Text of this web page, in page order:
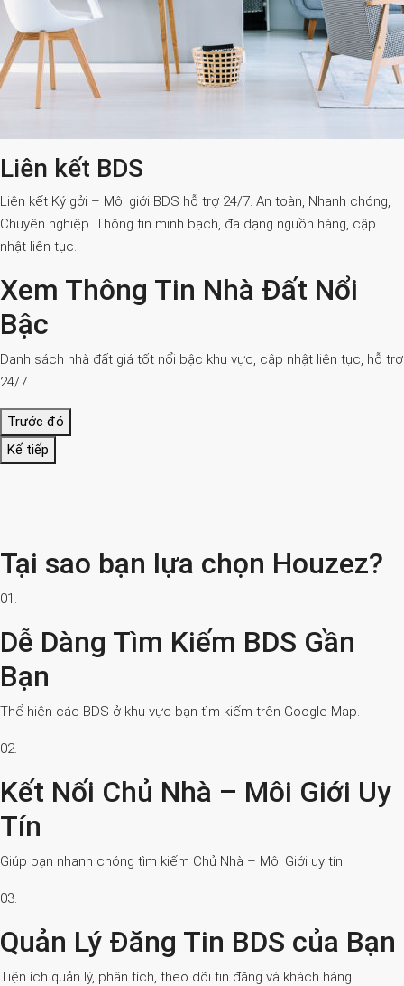
Liên kết BDS
Liên kết Ký gởi – Môi giới BDS hỗ trợ 24/7. An toàn, Nhanh chóng,
Chuyên nghiệp. Thông tin minh bạch, đa dạng nguồn hàng, cập
nhật liên tục.
Xem Thông Tin Nhà Đất Nổi
Bậc
Danh sách nhà đất giá tốt nổi bậc khu vực, cập nhật liên tục, hỗ trợ
24/7
Trước đó
Kế tiếp
Tại sao bạn lựa chọn Houzez?
01.
Dễ Dàng Tìm Kiếm BDS Gần
Bạn
Thể hiện các BDS ở khu vực bạn tìm kiếm trên Google Map.
02.
Kết Nối Chủ Nhà – Môi Giới Uy
Tín
Giúp bạn nhanh chóng tìm kiếm Chủ Nhà – Môi Giới uy tín.
03.
Quản Lý Đăng Tin BDS của Bạn
Tiện ích quản lý, phân tích, theo dõi tin đăng và khách hàng.